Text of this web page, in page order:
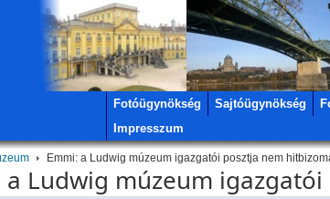
Fotóügynökség Sajtóügynökség
Impresszum
Emmi: a Ludwig múzeum igazgatói posztja nem
a Ludwig múzeum